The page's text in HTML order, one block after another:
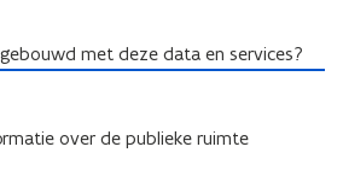
met deze data en services?
over de publieke ruimte